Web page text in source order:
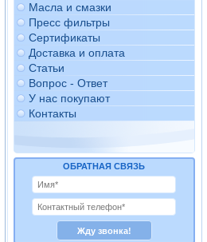
Масла и смазки
Пресс фильтры
Сертификаты
Доставка и оплата
Статьи
Вопрос - Ответ
У нас покупают
Контакты
ОБРАТНАЯ СВЯЗЬ